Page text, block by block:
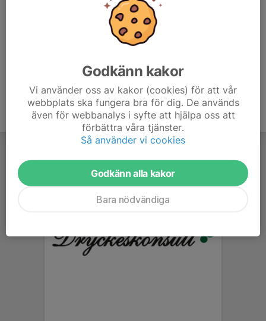
Godkänn kakor
Vi använder oss av kakor (cookies) för att vår
webbplats ska fungera bra för dig. De används
även för webbanalys i syfte att hjälpa oss att
förbättra våra tjänster.
Så använder vi cookies
Godkänn alla kakor
Bara nödvändiga